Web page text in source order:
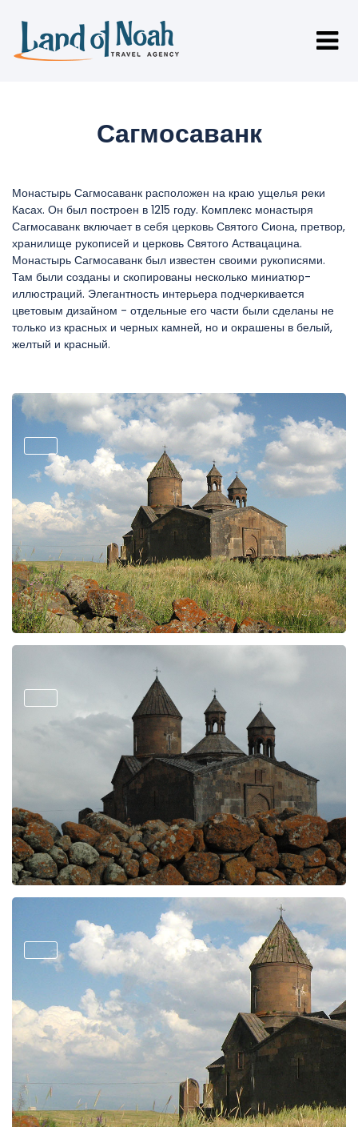
Сагмосаванк
Монастырь Сагмосаванк расположен на краю ущелья реки
Касах. Он был построен в 1215 году. Комплекс монастыря
Сагмосаванк включает в себя церковь Святого Сиона, претвор,
хранилище рукописей и церковь Святого Аствацацина.
Монастырь Сагмосаванк был известен своими рукописями.
Там были созданы и скопированы несколько миниатюр-
иллюстраций. Элегантность интерьера подчеркивается
цветовым дизайном - отдельные его части были сделаны не
только из красных и черных камней, но и окрашены в белый,
желтый и красный.